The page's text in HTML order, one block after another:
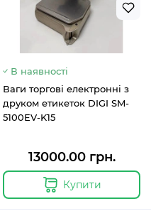
В наявності
Ваги торгові електронні з
друком етикеток DIGI SM-
5100EV-K15
13000.00 грн.
Купити